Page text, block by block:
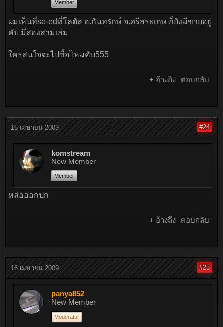
Member
ผมเห็นที่se-edที่โลตัส อ.กันทรักษ์ จ.ศรีสระเกษ ก็ยังมีขายอยู่
คับ มีสองสามเล่ม
ใครสนใจจะไปซื้อไหมคับ555
+ อ้างถึง ตอบกลับ
16 เมษายน 2009 #24
komstream
New Member
Member
หล่อออกปก
+ อ้างถึง ตอบกลับ
16 เมษายน 2009 #25
panya852
New Member
Moderator